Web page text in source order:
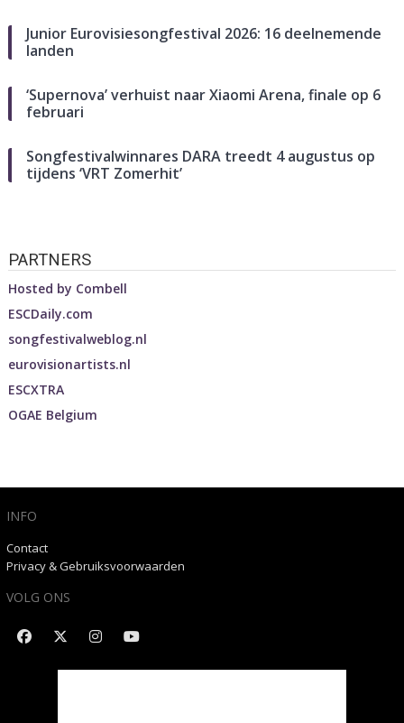
Junior Eurovisiesongfestival 2026: 16 deelnemende
landen
‘Supernova’ verhuist naar Xiaomi Arena, finale op 6
februari
Songfestivalwinnares DARA treedt 4 augustus op
tijdens ‘VRT Zomerhit’
PARTNERS
Hosted by Combell
ESCDaily.com
songfestivalweblog.nl
eurovisionartists.nl
ESCXTRA
OGAE Belgium
INFO
Contact
Privacy & Gebruiksvoorwaarden
VOLG ONS